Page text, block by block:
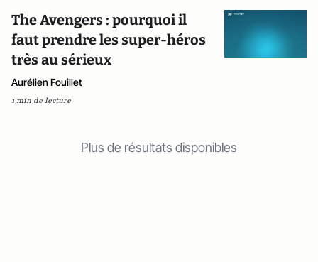
The Avengers : pourquoi il
faut prendre les super-héros
très au sérieux
Aurélien Fouillet
1 min de lecture
Plus de résultats disponibles